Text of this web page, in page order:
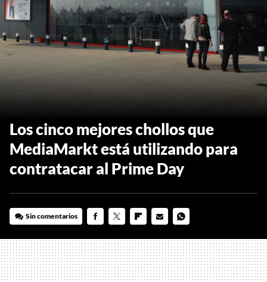
Los cinco mejores chollos que
MediaMarkt está utilizando para
contratacar al Prime Day
Sin comentarios
MAIL